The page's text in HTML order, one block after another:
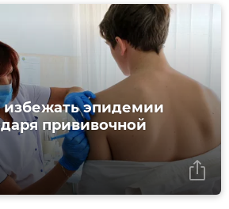
избежать эпидемии
прививочной